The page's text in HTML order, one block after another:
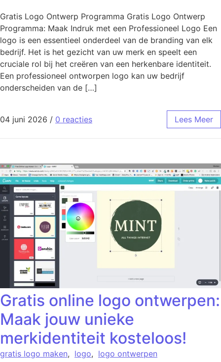
Gratis Logo Ontwerp Programma Gratis Logo Ontwerp
Programma: Maak Indruk met een Professioneel Logo Een
logo is een essentieel onderdeel van de branding van elk
bedrijf. Het is het gezicht van uw merk en speelt een
cruciale rol bij het creëren van een herkenbare identiteit.
Een professioneel ontworpen logo kan uw bedrijf
onderscheiden van de […]
04 juni 2026 / 0 reacties Lees Meer
Gratis online logo ontwerpen:
Maak jouw unieke
merkidentiteit kosteloos!
gratis logo maken, logo, logo ontwerpen